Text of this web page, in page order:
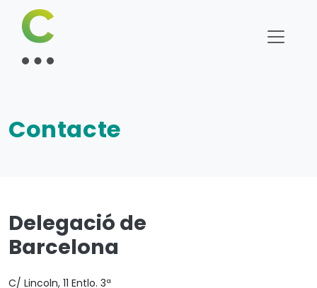
Contacte
Delegació de
Barcelona
C/ Lincoln, 11 Entlo. 3ª